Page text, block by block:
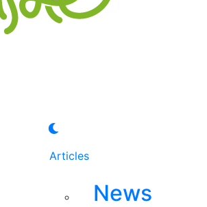
Articles
News